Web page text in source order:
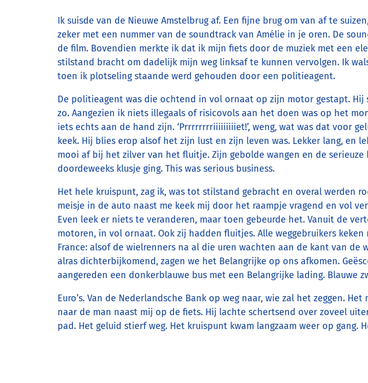
Ik suisde van de Nieuwe Amstelbrug af. Een fijne brug om van af te
zeker met een nummer van de soundtrack van Amélie in je oren. De
de film. Bovendien merkte ik dat ik mijn fiets door de muziek met een
stilstand bracht om dadelijk mijn weg linksaf te kunnen vervolgen. Ik
toen ik plotseling staande werd gehouden door een politieagent.
De politieagent was die ochtend in vol ornaat op zijn motor gestapt.
zo. Aangezien ik niets illegaals of risicovols aan het doen was op het
iets echts aan de hand zijn. ‘Prrrrrrrriiiiiiiiiet!’, weng, wat was dat voor
keek. Hij blies erop alsof het zijn lust en zijn leven was. Lekker lang, en
mooi af bij het zilver van het fluitje. Zijn gebolde wangen en de
doordeweeks klusje ging. This was serious business.
Het hele kruispunt, zag ik, was tot stilstand gebracht en overal werden
meisje in de auto naast me keek mij door het raampje vragend en vol
Even leek er niets te veranderen, maar toen gebeurde het. Vanuit de
motoren, in vol ornaat. Ook zij hadden fluitjes. Alle weggebruikers
France: alsof de wielrenners na al die uren wachten aan de kant van
alras dichterbijkomend, zagen we het Belangrijke op ons afkomen.
aangereden een donkerblauwe bus met een Belangrijke lading. Blauwe
Euro’s. Van de Nederlandsche Bank op weg naar, wie zal het zeggen.
naar de man naast mij op de fiets. Hij lachte schertsend over zoveel
pad. Het geluid stierf weg. Het kruispunt kwam langzaam weer op gang.